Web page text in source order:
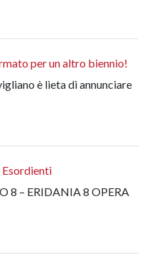
per un altro biennio!
è lieta di annunciare
Esordienti
8 – ERIDANIA 8 OPERA